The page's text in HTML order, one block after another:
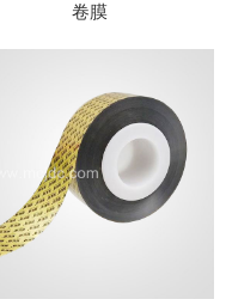
卷膜